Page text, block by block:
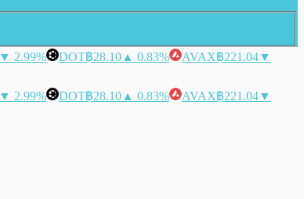
▼ 2.99% DOT฿28.10 ▲ 0.83% AVAX฿221.04▼
▼ 2.99% DOT฿28.10 ▲ 0.83% AVAX฿221.04▼